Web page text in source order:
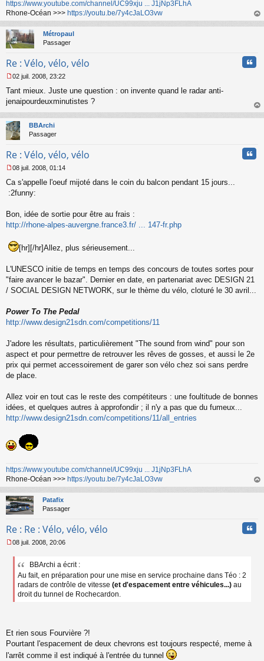
https://www.youtube.com/channel/UC99xju ... J1jNp3FLhA
Rhone-Océan >>> https://youtu.be/7y4cJaLO3vw
au
Métropaul
Passager
Re : Vélo, vélo, vélo
e
s
a
g
e
o
l
u
02 juil. 2008, 23:22
Tant mieux. Juste une question : on invente quand le radar anti-
jenaipourdeuxminutistes ?
au
BBArchi
Passager
Re : Vélo, vélo, vélo
e
s
g
e
o
n
u
08 juil. 2008, 01:14
Ca s'appelle l'oeuf mijoté dans le coin du balcon pendant 15 jours...
:2funny:
Bon, idée de sortie pour être au frais :
http://rhone-alpes-auvergne.france3.fr/ ... 147-fr.php
[hr][/hr]Allez, plus sérieusement...
L'UNESCO initie de temps en temps des concours de toutes sortes pour
"faire avancer le bazar". Dernier en date, en partenariat avec DESIGN 21
/ SOCIAL DESIGN NETWORK, sur le thème du vélo, cloturé le 30 avril...
Power To The Pedal
http://www.design21sdn.com/competitions/11
J'adore les résultats, particulièrement "The sound from wind" pour son
aspect et pour permettre de retrouver les rêves de gosses, et aussi le 2e
prix qui permet accessoirement de garer son vélo chez soi sans perdre
de place.
Allez voir en tout cas le reste des compétiteurs : une foultitude de bonnes
idées, et quelques autres à approfondir ; il n'y a pas que du fumeux...
http://www.design21sdn.com/competitions/11/all_entries
https://www.youtube.com/channel/UC99xju ... J1jNp3FLhA
Rhone-Océan >>> https://youtu.be/7y4cJaLO3vw
au
Patafix
Passager
Re : Re : Vélo, vélo, vélo
e
e
l
u
08 juil. 2008, 20:06
BBArchi a écrit :
Au fait, en préparation pour une mise en service prochaine dans Téo : 2
radars de contrôle de vitesse (et d'espacement entre véhicules...) au
droit du tunnel de Rochecardon.
Et rien sous Fourvière ?!
Pourtant l'espacement de deux chevrons est toujours respecté, meme à
l'arrêt comme il est indiqué à l'entrée du tunnel